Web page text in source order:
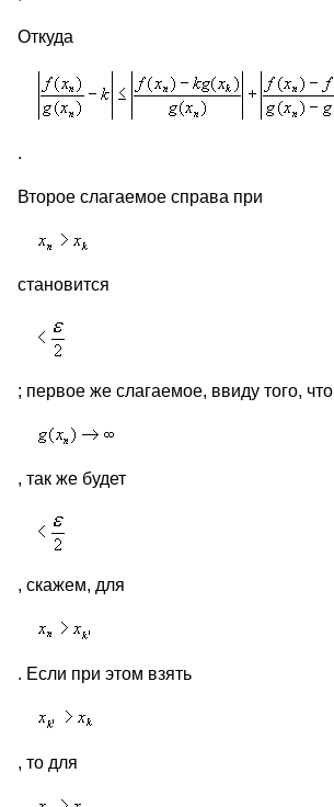
Откуда
.
Второе слагаемое справа при
становится
; первое же слагаемое, ввиду того, что
, так же будет
, скажем, для
. Если при этом взять
, то для